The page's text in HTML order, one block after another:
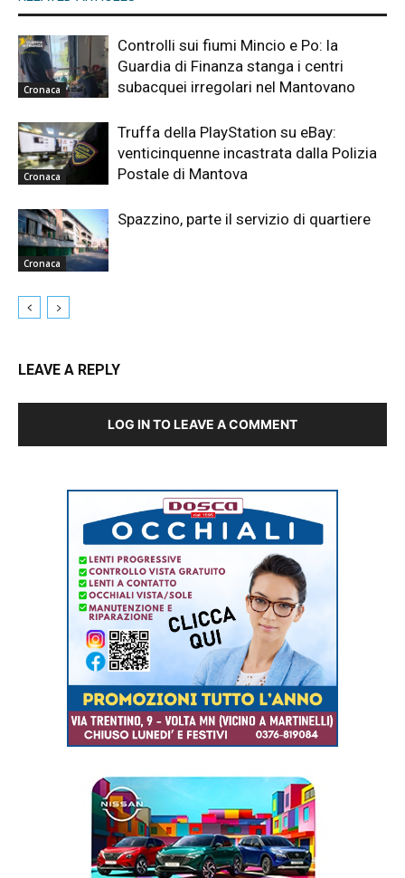
Cronaca
Controlli sui fiumi Mincio e Po: la
Guardia di Finanza stanga i centri
subacquei irregolari nel Mantovano
Cronaca
Truffa della PlayStation su eBay:
venticinquenne incastrata dalla Polizia
Postale di Mantova
Cronaca
Spazzino, parte il servizio di quartiere
LEAVE A REPLY
LOG IN TO LEAVE A COMMENT